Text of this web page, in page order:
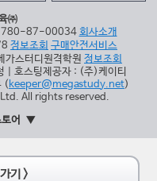
㈜
: 780-87-00034회사소개
정보조회 구매안전서비스
가스터디원격학원 정보조회
| 호스팅제공자 : (주)케이티
( keeper@megastudy.net)
All rights reserved.
어
기 >